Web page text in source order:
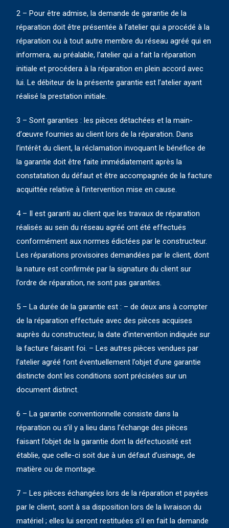
2 – Pour être admise, la demande de garantie de la
réparation doit être présentée à l’atelier qui a procédé à la
réparation ou à tout autre membre du réseau agréé qui en
informera, au préalable, l’atelier qui a fait la réparation
initiale et procédera à la réparation en plein accord avec
lui. Le débiteur de la présente garantie est l’atelier ayant
réalisé la prestation initiale.
3 – Sont garanties : les pièces détachées et la main-
d’œuvre fournies au client lors de la réparation. Dans
l’intérêt du client, la réclamation invoquant le bénéfice de
la garantie doit être faite immédiatement après la
constatation du défaut et être accompagnée de la facture
acquittée relative à l’intervention mise en cause.
4 – Il est garanti au client que les travaux de réparation
réalisés au sein du réseau agréé ont été effectués
conformément aux normes édictées par le constructeur.
Les réparations provisoires demandées par le client, dont
la nature est confirmée par la signature du client sur
l’ordre de réparation, ne sont pas garanties.
5 – La durée de la garantie est : – de deux ans à compter
de la réparation effectuée avec des pièces acquises
auprès du constructeur, la date d’intervention indiquée sur
la facture faisant foi. – Les autres pièces vendues par
l’atelier agréé font éventuellement l’objet d’une garantie
distincte dont les conditions sont précisées sur un
document distinct.
6 – La garantie conventionnelle consiste dans la
réparation ou s’il y a lieu dans l’échange des pièces
faisant l’objet de la garantie dont la défectuosité est
établie, que celle-ci soit due à un défaut d’usinage, de
matière ou de montage.
7 – Les pièces échangées lors de la réparation et payées
par le client, sont à sa disposition lors de la livraison du
matériel ; elles lui seront restituées s’il en fait la demande